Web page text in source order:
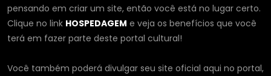
pensando em criar um site, então você está no lugar certo.
Clique no link HOSPEDAGEM e veja os benefícios que você
terá em fazer parte deste portal cultural!
Você também poderá divulgar seu site oficial aqui no portal,